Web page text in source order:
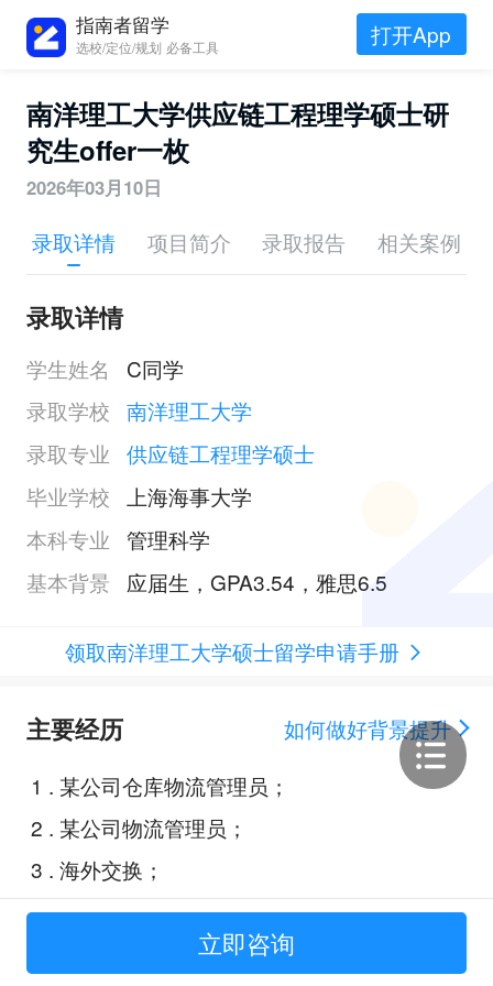
指南者留学
选校/定位/规划 必备工具 打开App
南洋理工大学供应链工程理学硕士研
究生offer一枚
2026年03月10日
录取详情 项目简介 录取报告 相关案例
录取详情
学生姓名
C同学
录取学校 南洋理工大学
录取专业 供应链工程理学硕士
毕业学校
上海海事大学
本科专业 管理科学
基本背景
应届生，GPA3.54，雅思6.5
领取南洋理工大学硕士留学申请手册
主要经历
如何做好背景提升
1 . 某公司仓库物流管理员；
2 . 某公司物流管理员；
3 . 海外交换；
4.亚太地区大学生数学建模竞赛；
第十一届全国大学生统计建模竞
立即咨询